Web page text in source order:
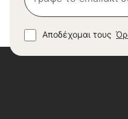
Αποδέχομαι τους